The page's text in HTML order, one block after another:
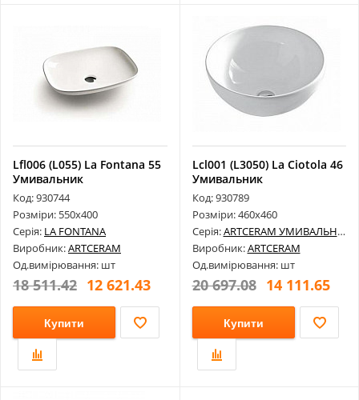
Lfl006 (L055) La Fontana 55
Умивальник
Код: 930744
Розміри: 550х400
Серія: LA FONTANA
Виробник:ARTCERAM
Од.вимірювання: шт
18 511.42 12 621.43
Купити
Lcl001 (L3050) La Ciotola 46
Умивальник
Код: 930789
Розміри: 460х460
Серія:ARTCERAM УМИВАЛЬНИКИ
Виробник:ARTCERAM
Од.вимірювання: шт
20 697.08 14 111.65
Купити